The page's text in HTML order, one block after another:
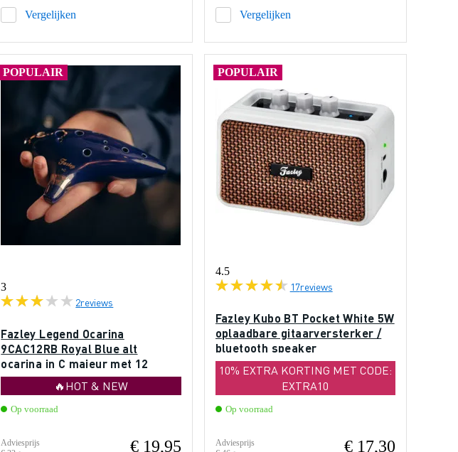
Vergelijken Vergelijken
POPULAIR
3
2reviews
Fazley Legend Ocarina
9CAC12RB Royal Blue alt
ocarina in C majeur met 12
vingergaten🔥HOT & NEW
Op voorraad
Adviesprijs
€ 19,95
POPULAIR
4.5
17reviews
Fazley Kubo BT Pocket White 5W
oplaadbare gitaarversterker /
bluetooth speaker
10% EXTRA KORTING MET CODE:
EXTRA10
Op voorraad
Adviesprijs
€ 17,30